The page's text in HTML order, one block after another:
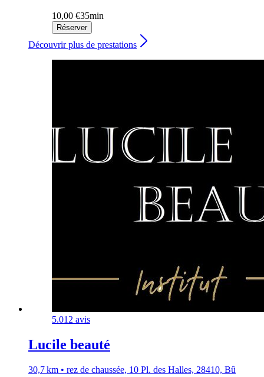
10,00 €35min
Réserver
Découvrir plus de prestations
5.012 avis
Lucile beauté
30,7 km • rez de chaussée, 10 Pl. des Halles, 28410, Bû